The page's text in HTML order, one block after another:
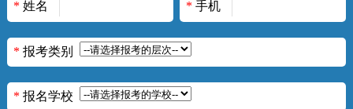
* 姓名 * 手机
* 报考类别
* 报名学校